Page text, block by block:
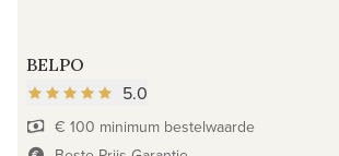
BELPO
5.0
€ 100 minimum bestelwaarde